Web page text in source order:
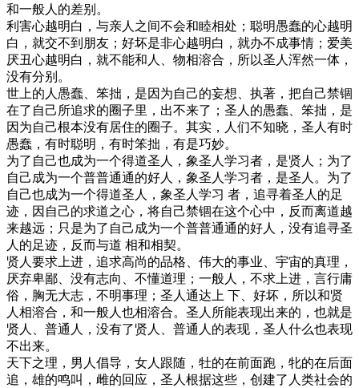
和一般人的差别。
利害心越明白，与亲人之间不会和睦相处；聪明愚蠢的心越明
白，就交不到朋友；好坏是非心越明白，就办不成事情；爱美
厌丑心越明白，就不能和人、物相溶合，所以圣人浑然一体，
没有分别。
世上的人愚蠢、笨拙，是因为自己的妄想、执著，把自己禁锢
在了自己所追求的圈子里，出不来了；圣人的愚蠢、笨拙，是
因为自己根本没有居住的圈子。其实，人们不知晓，圣人有时
愚蠢，有时聪明，有时笨拙，有是巧妙。
为了自己也成为一个得道圣人，象圣人学习者，是贤人；为了
自己成为一个普普通通的好人，象圣人学习者，是圣人。为了
自己也成为一个得道圣人，象圣人学习 者，追寻着圣人的足
迹，因自己的求道之心，将自己禁锢在这个心中，反而离道越
来越远；只是为了自己成为一个普普通通的好人，没有追寻圣
人的足迹，反而与道 相和相契。
贤人要求上进，追求高尚的品格、伟大的事业、宇宙的真理，
厌弃卑鄙、没有志向、不懂道理；一般人，不求上进，言行庸
俗，胸无大志，不明事理；圣人通达上 下、好坏，所以和贤
人相溶合，和一般人也相溶合。圣人所能表现出来的，也就是
贤人、普通人，没有了贤人、普通人的表现，圣人什么也表现
不出来。
天下之理，男人倡导，女人跟随，牡的在前面跑，牝的在后面
追，雄的鸣叫，雌的回应，圣人根据这些，创建了人类社会的